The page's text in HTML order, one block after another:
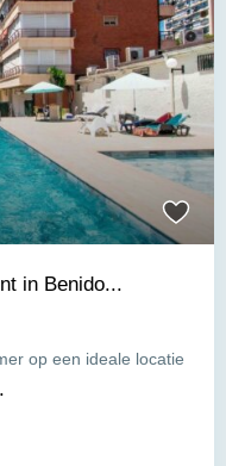
in Benido...
op een ideale locatie